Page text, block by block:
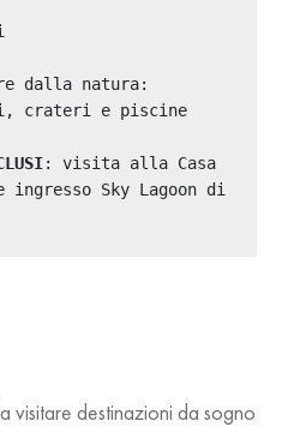
dalla natura:
crateri e piscine
: visita alla Casa
Sky Lagoon di
visitare destinazioni da sogno